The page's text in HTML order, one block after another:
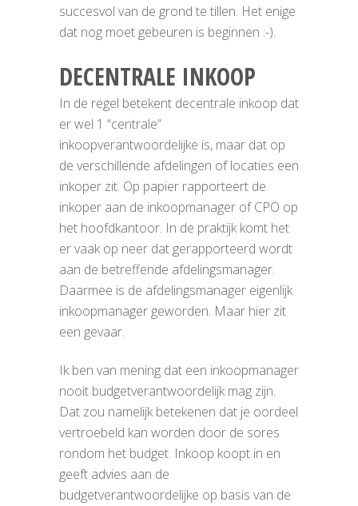
succesvol van de grond te tillen. Het enige
dat nog moet gebeuren is beginnen :-).
DECENTRALE INKOOP
In de regel betekent decentrale inkoop dat
er wel 1 “centrale”
inkoopverantwoordelijke is, maar dat op
de verschillende afdelingen of locaties een
inkoper zit. Op papier rapporteert de
inkoper aan de inkoopmanager of CPO op
het hoofdkantoor. In de praktijk komt het
er vaak op neer dat gerapporteerd wordt
aan de betreffende afdelingsmanager.
Daarmee is de afdelingsmanager eigenlijk
inkoopmanager geworden. Maar hier zit
een gevaar.
Ik ben van mening dat een inkoopmanager
nooit budgetverantwoordelijk mag zijn.
Dat zou namelijk betekenen dat je oordeel
vertroebeld kan worden door de sores
rondom het budget. Inkoop koopt in en
geeft advies aan de
budgetverantwoordelijke op basis van de